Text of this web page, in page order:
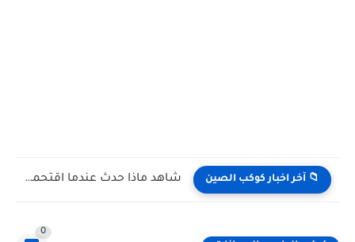
📁 آخر اخبار كوكب الصين شاهد كيف يتغلب النمس على الكوبرا في مواجهة تعتمد على...
0